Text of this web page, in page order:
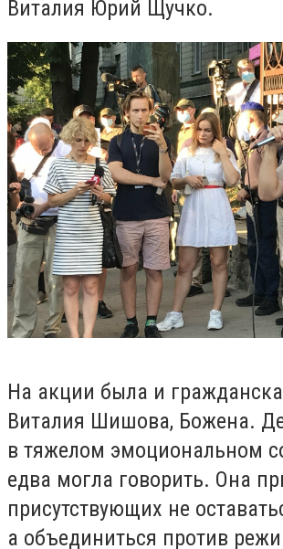
Виталия Юрий Щучко.
На акции была и
Виталия Шишова, Божена.
в тяжелом эмоциональном
едва могла говорить. Она
присутствующих не
а объединиться против